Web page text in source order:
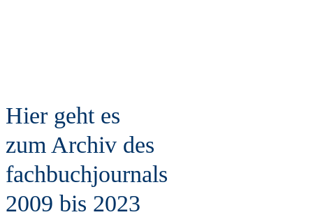
Hier geht es
zum Archiv des
fachbuchjournals
2009 bis 2023